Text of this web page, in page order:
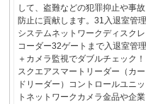
して、盗難などの犯罪抑止や事故
防止に貢献します。31入退室管理
システムネットワークディスクレ
コーダー32ゲートまで入退室管理
＋カメラ監視でダブルチェック！
スクエアスマートリーダー（カー
ドリーダー）コントロールユニッ
トネットワークカメラ金品や企業